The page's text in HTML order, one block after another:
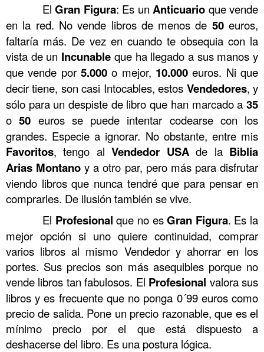
ElGran Figura: Es un Anticuario que vende
en la red. No vende libros de menos de 50euros,
faltaría más. De vez en cuando te obsequia con la
vista de un Incunable que ha llegado a sus manos y
que vende por 5.000 o mejor, 10.000euros. Ni que
decir tiene, son casi Intocables, estos Vendedores, y
sólo para un despiste de libro que han marcado a 35
o50 euros se puede intentar codearse con los
grandes. Especie a ignorar. No obstante, entre mis
Favoritos, tengo alVendedor USAde la Biblia
Arias Montano y a otro par, pero más para disfrutar
viendo libros que nunca tendré que para pensar en
comprarles. De ilusión también se vive.
El Profesional que no esGran Figura. Es la
mejor opción si uno quiere continuidad, comprar
varios libros al mismo Vendedor y ahorrar en los
portes. Sus precios son más asequibles porque no
vende libros tan fabulosos. El Profesional valora sus
libros y es frecuente que no ponga 0´99 euros como
precio de salida. Pone un precio razonable, que es el
mínimo precio por el que está dispuesto a
deshacerse del libro. Es una postura lógica.